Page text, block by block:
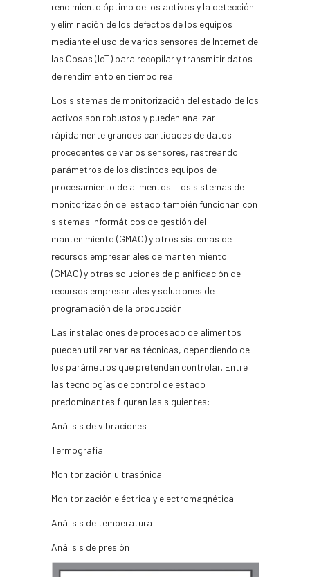
rendimiento óptimo de los activos y la detección
y eliminación de los defectos de los equipos
mediante el uso de varios sensores de Internet de
las Cosas (IoT) para recopilar y transmitir datos
de rendimiento en tiempo real.
Los sistemas de monitorización del estado de los
activos son robustos y pueden analizar
rápidamente grandes cantidades de datos
procedentes de varios sensores, rastreando
parámetros de los distintos equipos de
procesamiento de alimentos. Los sistemas de
monitorización del estado también funcionan con
sistemas informáticos de gestión del
mantenimiento (GMAO) y otros sistemas de
recursos empresariales de mantenimiento
(GMAO) y otras soluciones de planificación de
recursos empresariales y soluciones de
programación de la producción.
Las instalaciones de procesado de alimentos
pueden utilizar varias técnicas, dependiendo de
los parámetros que pretendan controlar. Entre
las tecnologías de control de estado
predominantes figuran las siguientes:
Análisis de vibraciones
Termografía
Monitorización ultrasónica
Monitorización eléctrica y electromagnética
Análisis de temperatura
Análisis de presión